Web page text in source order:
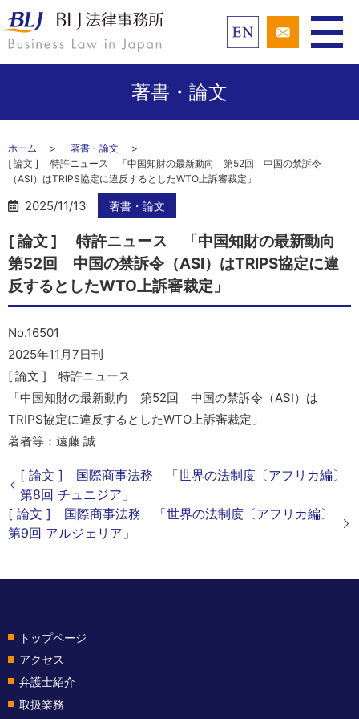
著書・論文
ホーム
著書・論文
[ 論文 ] 特許ニュース 「中国知財の最新動向 第52回 中国の禁訴令
（ASI）はTRIPS協定に違反するとしたWTO上訴審裁定」
2025/11/13 著書・論文
[ 論文 ] 特許ニュース 「中国知財の最新動向
第52回 中国の禁訴令（ASI）はTRIPS協定に違
反するとしたWTO上訴審裁定」
No.16501
2025年11月7日刊
[ 論文 ] 特許ニュース
「中国知財の最新動向 第52回 中国の禁訴令（ASI）は
TRIPS協定に違反するとしたWTO上訴審裁定」
著者等：遠藤 誠
[ 論文 ] 国際商事法務 「世界の法制度〔アフリカ編〕
第8回 チュニジア」
[ 論文 ] 国際商事法務 「世界の法制度〔アフリカ編〕
第9回 アルジェリア」
トップページ
アクセス
弁護士紹介
取扱業務